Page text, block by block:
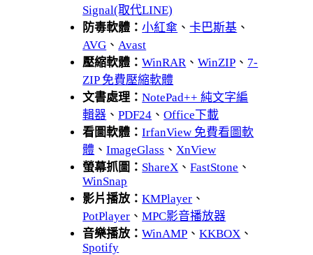
Signal(取代LINE)
防毒軟體：小紅傘 、卡巴斯基 、
AVG 、 Avast
壓縮軟體：WinRAR 、WinZIP 、 7-
ZIP 免費壓縮軟體
文書處理：NotePad++ 純文字編
輯器 、PDF24 、Office下載
看圖軟體：IrfanView 免費看圖軟
體 、ImageGlass 、 XnView
螢幕抓圖： ShareX 、FastStone 、
WinSnap
影片播放：KMPlayer 、
PotPlayer 、MPC影音播放器
音樂播放：WinAMP 、KKBOX 、
Spotify